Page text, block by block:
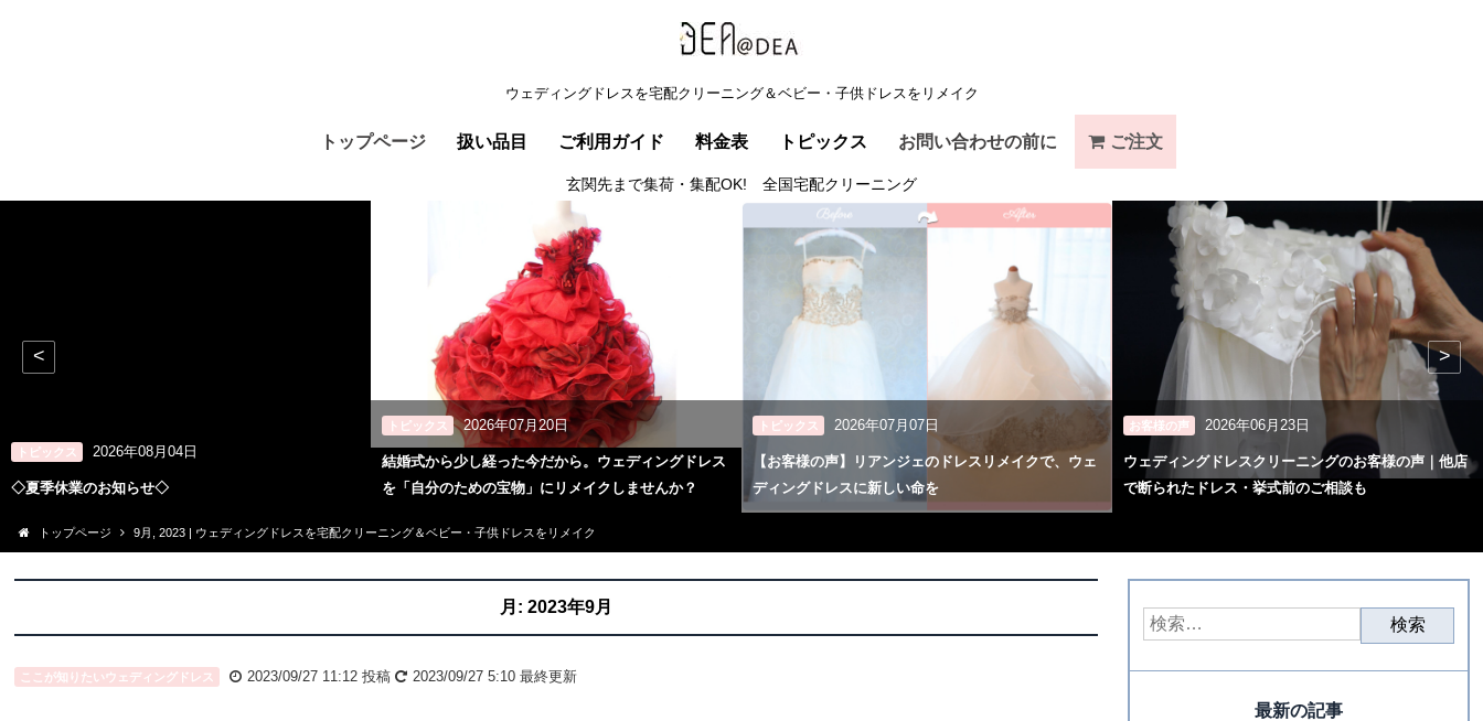
ウェディングドレスを宅配クリーニング＆ベビー・子供ドレスをリメイク
トップページ 扱い品目 ご利用ガイド 料金表 トピックス お問い合わせの前に ご注文
玄関先まで集荷・集配OK! 全国宅配クリーニング
トピックス 2026年08月04日
◇夏季休業のお知らせ◇
トピックス 2026年07月20日
結婚式から少し経った今だから。ウェディングドレス
を「自分のための宝物」にリメイクしませんか？
トピックス 2026年07月07日
【お客様の声】リアンジェのドレスリメイクで、ウェ
ディングドレスに新しい命を
お客様の声 2026年06月23日
ウェディングドレスクリーニングのお客様の声｜他店
で断られたドレス・挙式前のご相談も
< >
トップページ 9月, 2023 | ウェディングドレスを宅配クリーニング＆ベビー・子供ドレスをリメイク
月: 2023年9月
ここが知りたいウェディングドレス 2023/09/27 11:12投稿 2023/09/27 5:10最終更新
最新の記事